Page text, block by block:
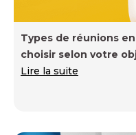
Types de réunions
choisir selon votre
Lire la suite